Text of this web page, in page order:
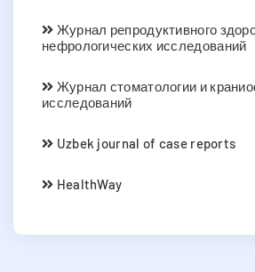
Журнал репродуктивного
нефрологических исследований
Журнал стоматологии и
исследований
Uzbek journal of case reports
HealthWay